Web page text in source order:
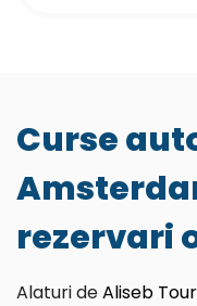
Curse
rezervari
Alaturi deAliseb